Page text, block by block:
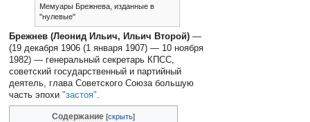
Мемуары Брежнева, изданные в
"нулевые"
Брежнев (Леонид Ильич, Ильич Второй) —
(19 декабря 1906 (1 января 1907) — 10 ноября
1982) — генеральный секретарь КПСС,
советский государственный и партийный
деятель, глава Советского Союза большую
часть эпохи"застоя".
Содержание